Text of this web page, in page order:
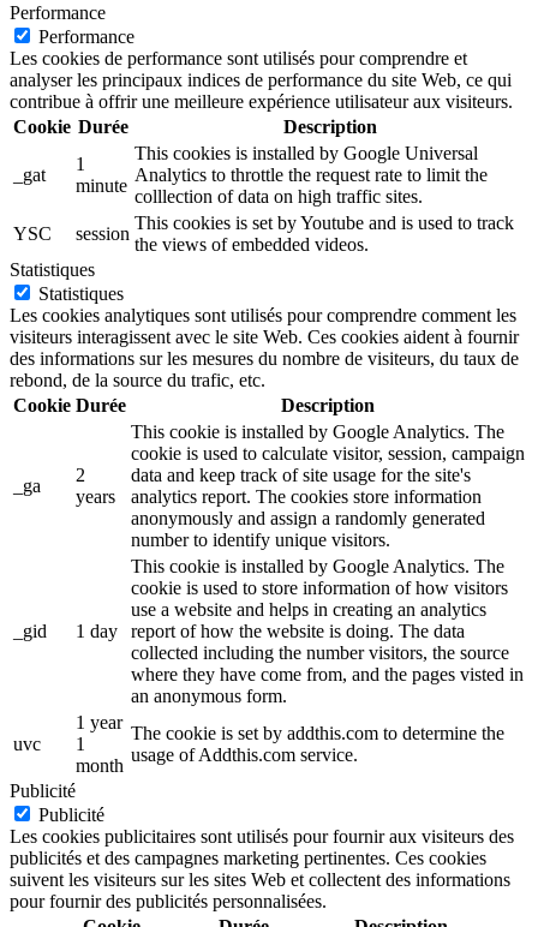
Performance
Performance
Les cookies de performance sont utilisés pour comprendre et
analyser les principaux indices de performance du site Web, ce qui
contribue à offrir une meilleure expérience utilisateur aux visiteurs.
Cookie Durée Description
_gat
1
minute
This cookies is installed by Google Universal
Analytics to throttle the request rate to limit the
colllection of data on high traffic sites.
YSC
session
This cookies is set by Youtube and is used to track
the views of embedded videos.
Statistiques
Statistiques
Les cookies analytiques sont utilisés pour comprendre comment les
visiteurs interagissent avec le site Web. Ces cookies aident à fournir
des informations sur les mesures du nombre de visiteurs, du taux de
rebond, de la source du trafic, etc.
Cookie Durée Description
_ga
2
years
This cookie is installed by Google Analytics. The
cookie is used to calculate visitor, session, campaign
data and keep track of site usage for the site's
analytics report. The cookies store information
anonymously and assign a randomly generated
number to identify unique visitors.
_gid 1 day
This cookie is installed by Google Analytics. The
cookie is used to store information of how visitors
use a website and helps in creating an analytics
report of how the website is doing. The data
collected including the number visitors, the source
where they have come from, and the pages visted in
an anonymous form.
uvc
1 year
1
month
The cookie is set by addthis.com to determine the
usage of Addthis.com service.
Publicité
Publicité
Les cookies publicitaires sont utilisés pour fournir aux visiteurs des
publicités et des campagnes marketing pertinentes. Ces cookies
suivent les visiteurs sur les sites Web et collectent des informations
pour fournir des publicités personnalisées.